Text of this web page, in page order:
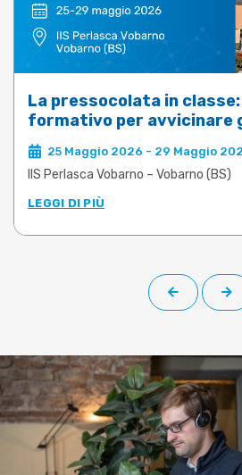
La pressocolata in
formativo per avvicinare
mondo della fonderia
25 Maggio 2026 - 29 Maggio
IIS Perlasca Vobarno – Vobarno (BS)
LEGGI DI PIÙ